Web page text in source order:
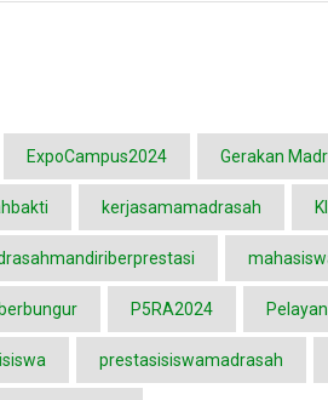
ExpoCampus2024 Gerakan
kerjasamamadrasah
P5RA2024
prestasisiswamadrasah